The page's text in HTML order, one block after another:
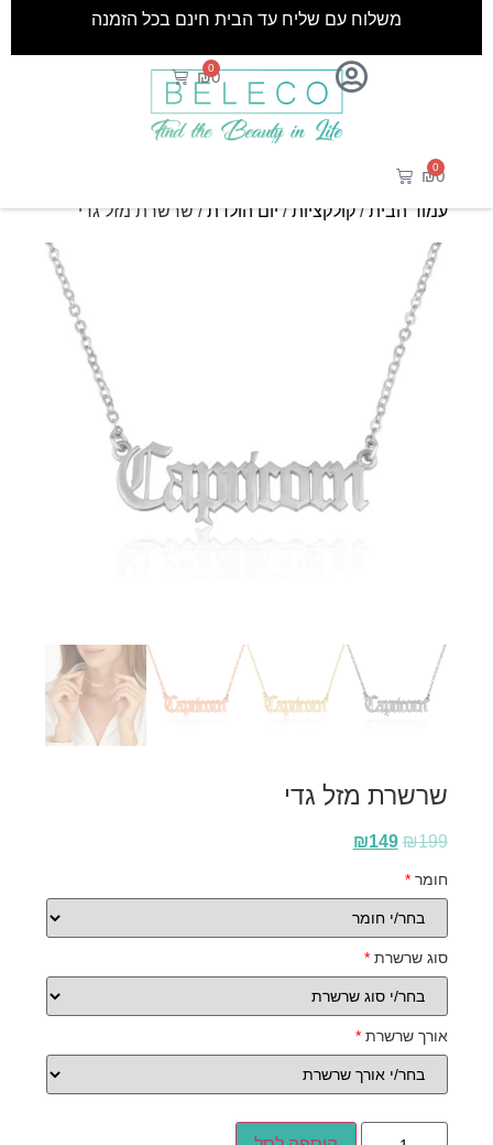
₪0
0
משלוח עם שליח עד הבית חינם בכל הזמנה
₪0
0
עמוד הבית/קולקציות/יום הולדת/ שרשרת מזל גדי
שרשרת מזל גדי
₪199
₪149
חומר*
סוג שרשרת*
אורך שרשרת*